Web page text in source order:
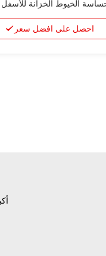
احصل على افضل سعر